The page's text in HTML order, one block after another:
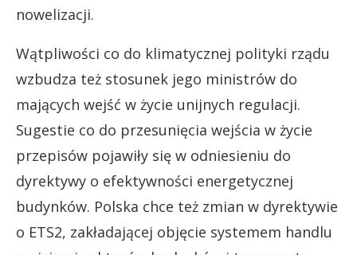
nowelizacji.
Wątpliwości co do klimatycznej polityki rządu
wzbudza też stosunek jego ministrów do
mających wejść w życie unijnych regulacji.
Sugestie co do przesunięcia wejścia w życie
przepisów pojawiły się w odniesieniu do
dyrektywy o efektywności energetycznej
budynków. Polska chce też zmian w dyrektywie
o ETS2, zakładającej objęcie systemem handlu